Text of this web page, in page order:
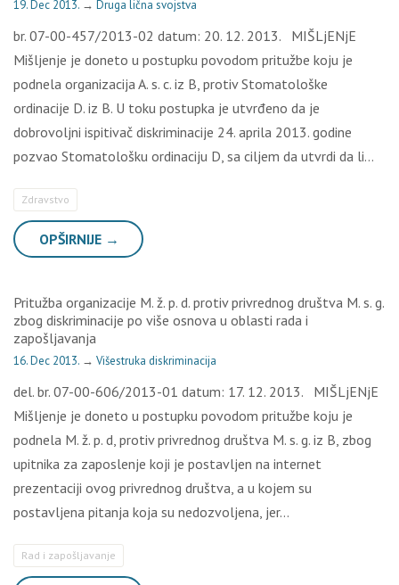
19. Dec 2013. → Druga lična svojstva
br. 07-00-457/2013-02 datum: 20. 12. 2013. MIŠLjENjE
Mišljenje je doneto u postupku povodom pritužbe koju je
podnela organizacija A. s. c. iz B, protiv Stomatološke
ordinacije D. iz B. U toku postupka je utvrđeno da je
dobrovoljni ispitivač diskriminacije 24. aprila 2013. godine
pozvao Stomatološku ordinaciju D, sa ciljem da utvrdi da li…
Zdravstvo
OPŠIRNIJE →
Pritužba organizacije M. ž. p. d. protiv privrednog društva M. s. g.
zbog diskriminacije po više osnova u oblasti rada i
zapošljavanja
16. Dec 2013. → Višestruka diskriminacija
del. br. 07-00-606/2013-01 datum: 17. 12. 2013. MIŠLjENjE
Mišljenje je doneto u postupku povodom pritužbe koju je
podnela M. ž. p. d, protiv privrednog društva M. s. g. iz B, zbog
upitnika za zaposlenje koji je postavljen na internet
prezentaciji ovog privrednog društva, a u kojem su
postavljena pitanja koja su nedozvoljena, jer…
Rad i zapošljavanje